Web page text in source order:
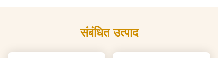
संबंधित उत्पाद